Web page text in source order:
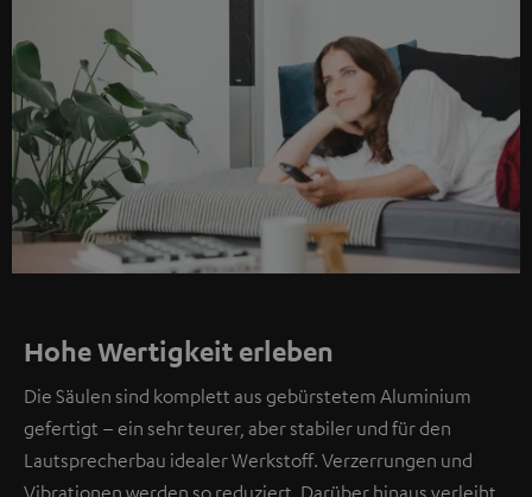
Hohe Wertigkeit erleben
Die Säulen sind komplett aus gebürstetem Aluminium
gefertigt – ein sehr teurer, aber stabiler und für den
Lautsprecherbau idealer Werkstoff. Verzerrungen und
Vibrationen werden so reduziert. Darüber hinaus verleiht